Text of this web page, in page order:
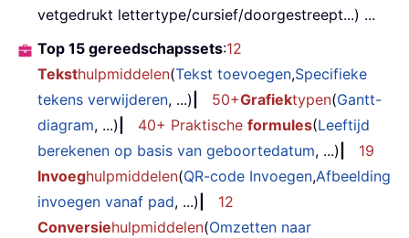
vetgedrukt lettertype/cursief/doorgestreept...) ...
Top 15 gereedschapssets:12
Teksthulpmiddelen(Tekst toevoegen,Specifieke
tekens verwijderen, ...) 50+Grafiektypen(Gantt-
diagram, ...) 40+ Praktische formules(Leeftijd
berekenen op basis van geboortedatum, ...)
19
Invoeghulpmiddelen(QR-code Invoegen,Afbeelding
invoegen vanaf pad, ...)
12
Conversiehulpmiddelen(Omzetten naar